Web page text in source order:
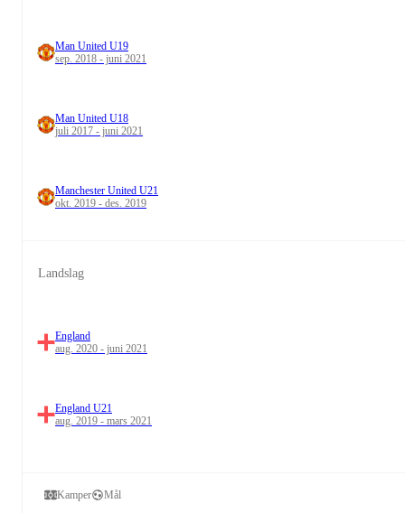
Man United U19
sep. 2018 - juni 2021
Man United U18
juli 2017 - juni 2021
Manchester United U21
okt. 2019 - des. 2019
Landslag
England
aug. 2020 - juni 2021
England U21
aug. 2019 - mars 2021
Kamper Mål